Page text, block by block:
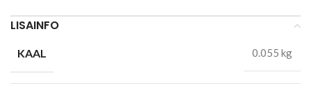
LISAINFO
KAAL 0.055 kg